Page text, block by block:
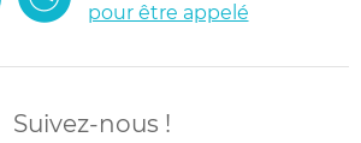
pour être appelé
Suivez-nous !